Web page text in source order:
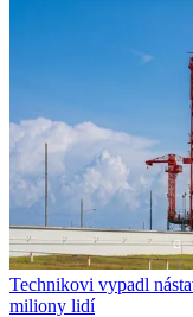
Technikovi vypadl
miliony lidí